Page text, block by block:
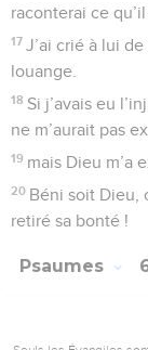
raconterai ce
17 J’ai crié à lui
louange.
18 Si j’avais eu
ne m’aurait pas
19 mais Dieu m’a
20 Béni soit Dieu,
retiré sa bonté !
Psaumes